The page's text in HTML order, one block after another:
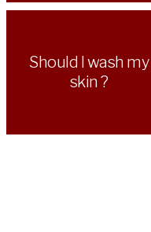
Should I wash my
skin ?